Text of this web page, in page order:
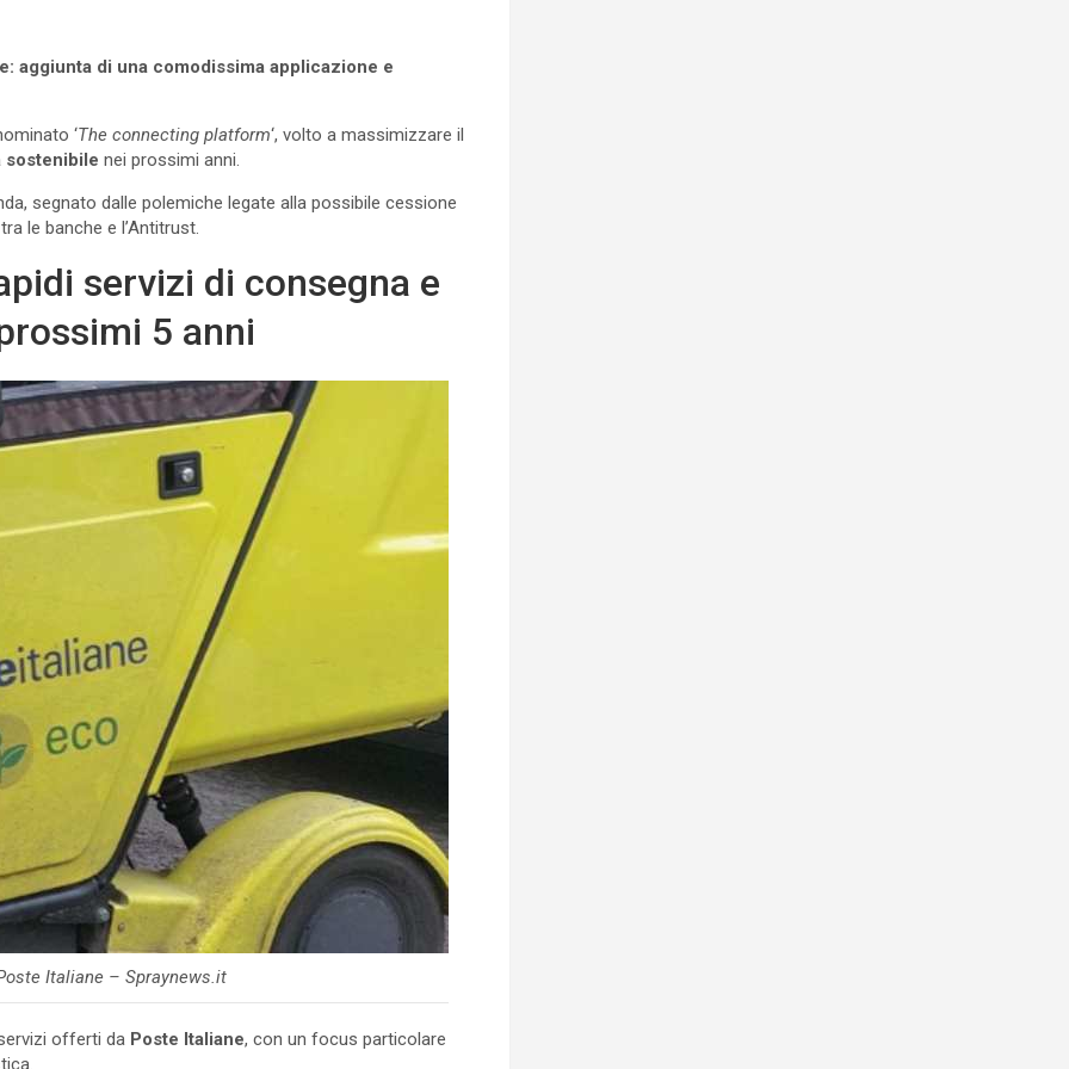
aggiunta di una comodissima applicazione e
‘The connecting platform‘, volto a massimizzare il
sostenibile nei prossimi anni.
segnato dalle polemiche legate alla possibile cessione
le banche e l’Antitrust.
servizi di consegna e
5 anni
Italiane – Spraynews.it
offerti da Poste Italiane, con un focus particolare